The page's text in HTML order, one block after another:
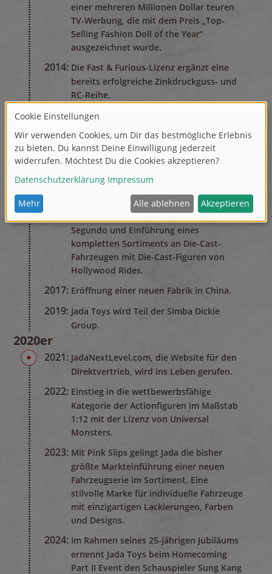
einer mehreren Millionen Dollar teuren
TV-Werbung, die mit dem Preis „Top-
Selling Fashion Doll of the Year“
ausgezeichnet wurde.
2014: Die Fast & Furious-Lizenz ergänzt eine
bereits erfolgreiche Zinkdruckguss- und
RC-Reihe.
2015: Aufnahme in die Zinkdruckguss-Hall-of-
Fame, Auszeichnung als „Bestes
Spielzeug“ durch Universal Partnership
und Licensing Consumer Products sowie
Einführung von Metals Die-Cast, dem
Vorläufer der beliebten Metalfigs-Reihe
mit Druckgussfiguren.
Eröffnung eines neuen Showrooms in El
Segundo und Einführung eines
kompletten Sortiments an Die-Cast-
Fahrzeugen mit Die-Cast-Figuren von
Hollywood Rides.
2017: Eröffnung einer neuen Fabrik in China.
2019: Jada Toys wird Teil der Simba Dickie
Group.
2020er
2021: JadaNextLevel.com, die Website für den
Direktvertrieb, wird ins Leben gerufen.
2022: Einstieg in die wettbewerbsfähige
Kategorie der Actionfiguren im Maßstab
1:12 mit der Lizenz von Universal
Monsters.
2023: Mit Pink Slips gelingt Jada die bisher
größte Markteinführung einer neuen
Fahrzeugserie im Sortiment. Eine
stilvolle Marke für individuelle Fahrzeuge
mit einzigartigen Lackierungen, Farben
und Designs.
2024: Im Rahmen seines 25-jährigen Jubiläums
ernennt Jada Toys beim Homecoming
Part II Event den Schauspieler Sung Kang